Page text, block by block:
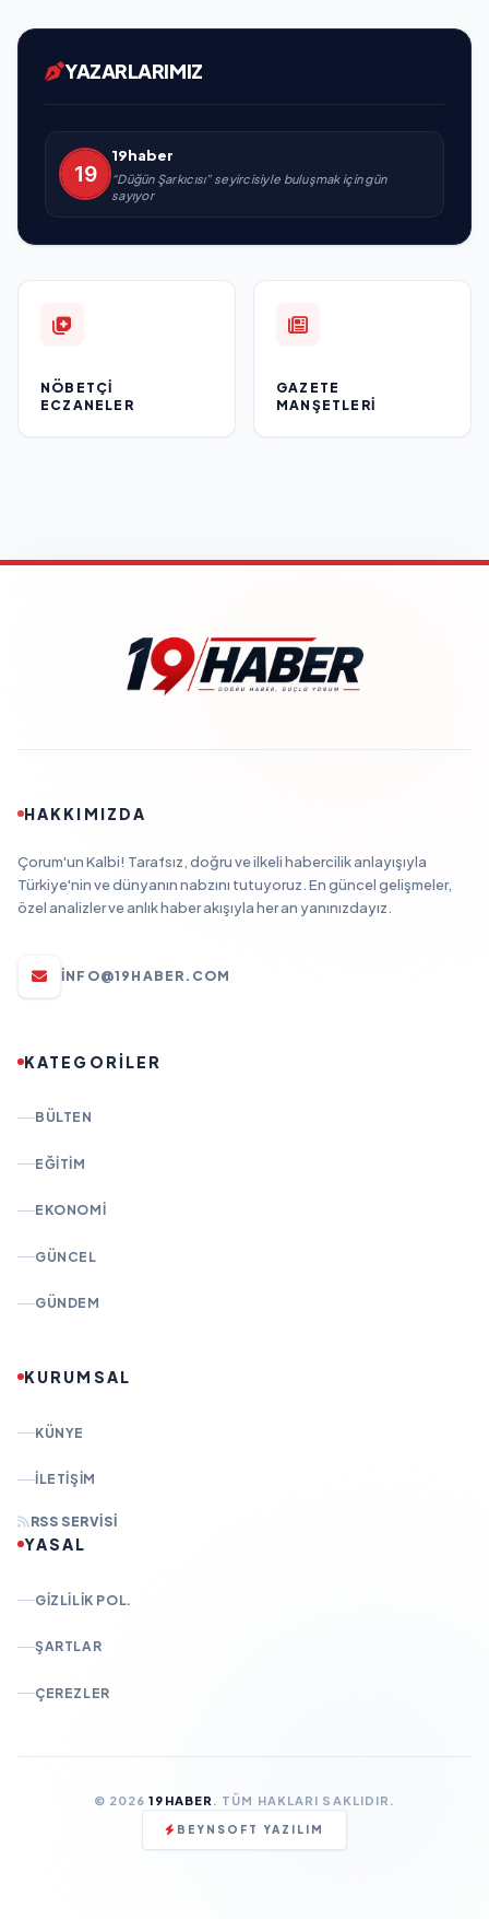
YAZARLARIMIZ
19haber
“Düğün Şarkıcısı” seyircisiyle buluşmak için gün
sayıyor
NÖBETÇI
ECZANELER
GAZETE
MANŞETLERI
HAKKIMIZDA
Çorum'un Kalbi! Tarafsız, doğru ve ilkeli habercilik anlayışıyla
Türkiye'nin ve dünyanın nabzını tutuyoruz. En güncel gelişmeler,
özel analizler ve anlık haber akışıyla her an yanınızdayız.
INFO@19HABER.COM
KATEGORİLER
BÜLTEN
EĞITIM
EKONOMI
GÜNCEL
GÜNDEM
KURUMSAL
KÜNYE
İLETIŞIM
RSS SERVISI
YASAL
GIZLILIK POL.
ŞARTLAR
ÇEREZLER
© 202619HABER . TÜM HAKLARI SAKLIDIR.
BEYNSOFT YAZILIM